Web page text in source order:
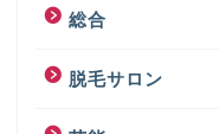
総合
脱毛サロン